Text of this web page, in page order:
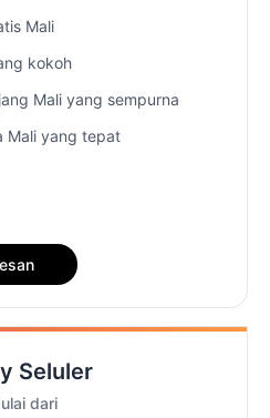
Mali
kokoh
Mali yang sempurna
Mali yang tepat
Seluler
dari